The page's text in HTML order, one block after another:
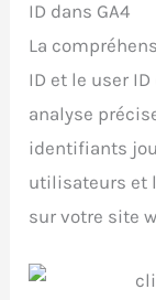
ID dans GA4
La
ID et le user
analyse
identifiants
utilisateurs et
sur votre site